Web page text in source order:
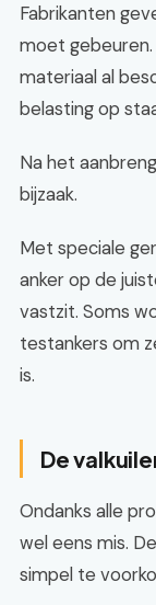
Fabrikanten
moet gebeuren.
materiaal al
belasting op
Na het
bijzaak.
Met speciale
anker op de
vastzit. Soms
testankers om
is.
De
Ondanks alle
wel eens mis.
simpel te